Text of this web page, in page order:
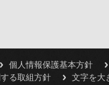
個人情報保護基本方針
る取組方針
文字を大